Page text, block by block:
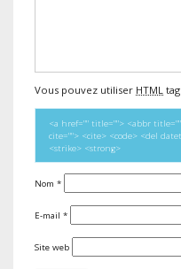
Vous pouvez utiliser HTML
<a href="" title=""> <abbr
cite=""> <cite> <code> <del
<strike> <strong>
Nom *
E-mail *
Site web